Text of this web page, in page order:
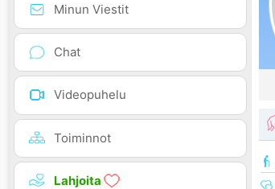
Minun Viestit
Chat
Videopuhelu
Toiminnot
Lahjoita